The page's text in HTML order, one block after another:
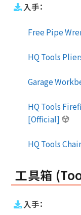
入手：
Free Pipe
HQ Tools
Garage
HQ Tools
[Official]
HQ Tools
工具箱
入手：